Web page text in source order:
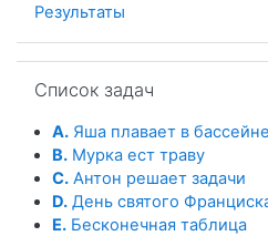
Результаты
Список задач
A. Яша плавает в бассейне
B. Мурка ест траву
C. Антон решает задачи
D. День святого
E. Бесконечная таблица